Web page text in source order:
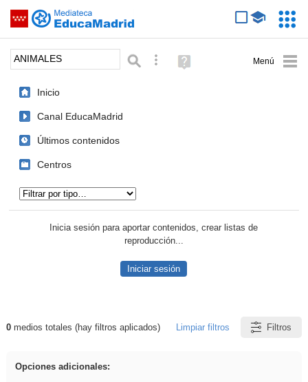
Saltar navegación
Palabra o frase: Búsqueda avanzada
Ayuda
(en
Inicio
Canal EducaMadrid
Últimos contenidos
Centros
Inicia sesión para aportar contenidos, crear listas de
reproducción...
Iniciar sesión
Resultados de: ANIMALES
0medios totales (hay filtros aplicados) Limpiar filtros Filtros
Opciones adicionales: